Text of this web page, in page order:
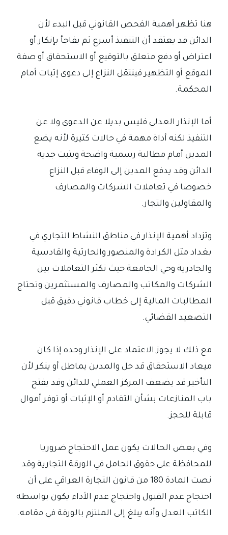
هنا تظهر أهمية الفحص القانوني قبل البدء لأن
الدائن قد يعتقد أن التنفيذ أسرع ثم يفاجأ بإنكار أو
اعتراض أو دفع متعلق بالتوقيع أو الاستحقاق أو صفة
الموقع أو التظهير فينتقل النزاع إلى دعوى إثبات أمام
المحكمة.
أما الإنذار العدلي فليس بديلا عن الدعوى ولا عن
التنفيذ لكنه أداة مهمة في حالات كثيرة لأنه يضع
المدين أمام مطالبة رسمية واضحة ويثبت جدية
الدائن وقد يدفع المدين إلى الوفاء قبل النزاع
خصوصا في تعاملات الشركات والمصارف
والمقاولين والتجار.
وتزداد أهمية الإنذار في مناطق النشاط التجاري في
بغداد مثل الكرادة والمنصور والحارثية والقادسية
والجادرية وحي الجامعة حيث تكثر التعاملات بين
الشركات والمكاتب والمصارف والمستثمرين وتحتاج
المطالبات المالية إلى خطاب قانوني دقيق قبل
التصعيد القضائي.
مع ذلك لا يجوز الاعتماد على الإنذار وحده إذا كان
ميعاد الاستحقاق قد حل والمدين يماطل أو ينكر لأن
التأخير قد يضعف المركز العملي للدائن وقد يفتح
باب المنازعات بشأن التقادم أو الإثبات أو توفر أموال
قابلة للحجز.
وفي بعض الحالات يكون عمل الاحتجاج ضروريا
للمحافظة على حقوق الحامل في الورقة التجارية وقد
نصت المادة 180 من قانون التجارة العراقي على أن
احتجاج عدم القبول واحتجاج عدم الأداء يكون بواسطة
الكاتب العدل وأنه يبلغ إلى الملتزم بالورقة في مقامه.